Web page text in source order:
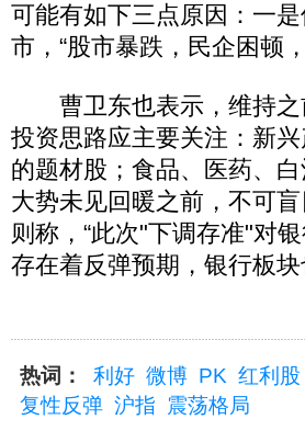
可能有如下三点原因：一
市，“股市暴跌，民企困顿
曹卫东也表示，维持之
投资思路应主要关注：新
的题材股；食品、医药、
大势未见回暖之前，不可
则称，“此次"下调存准"对
存在着反弹预期，银行板
热词： 利好 微博 PK 红利股
复性反弹 沪指 震荡格局